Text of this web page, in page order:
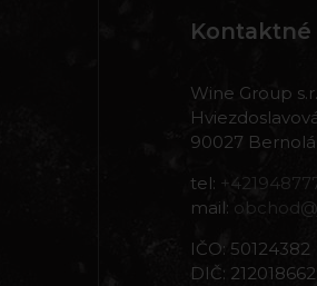
Kontaktné
Wine Group
90027
tel:
mail:
IČO: 50124382
DIČ: